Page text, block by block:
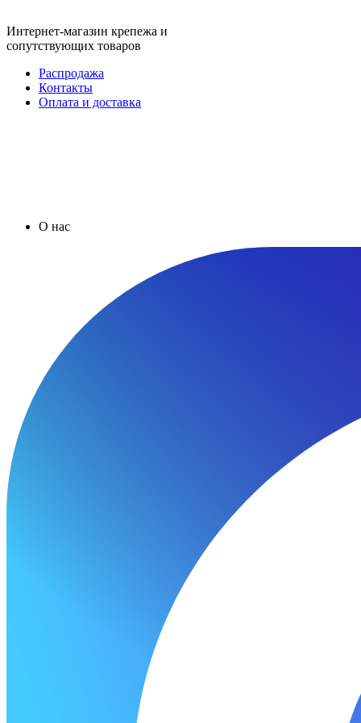
Интернет-магазин крепежа и
сопутствующих товаров
Распродажа
Контакты
Оплата и доставка
О нас